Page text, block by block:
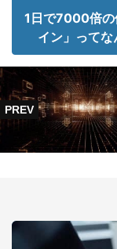
1日で7000倍の
イン」ってな